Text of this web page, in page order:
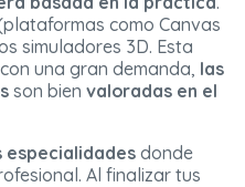
como Canvas
simuladores 3D. Esta
una gran demanda, las
son bien valoradas en el
especialidades donde
Al finalizar tus